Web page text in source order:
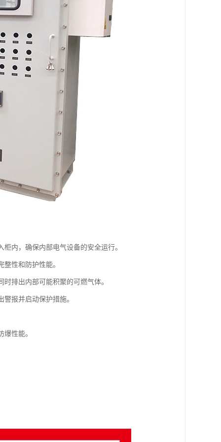
内，确保内部电气设备的安全运行。
性和防护性能。
排出内部可能积聚的可燃气体。
报并启动保护措施。
性能。